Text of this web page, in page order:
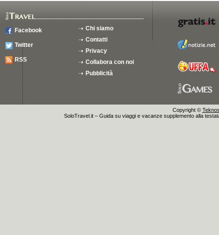
Facebook
Twitter
RSS
Chi siamo
Contatti
Privacy
Collabora con noi
Pubblicità
Copyright ©
SoloTravel.it – Guida su viaggi e vacanze supplemento alla